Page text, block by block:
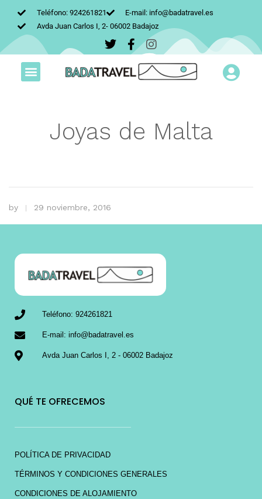
Teléfono: 924261821
E-mail: info@badatravel.es
Avda Juan Carlos I, 2- 06002 Badajoz
Joyas de Malta
by 29 noviembre, 2016
Teléfono: 924261821
E-mail: info@badatravel.es
Avda Juan Carlos I, 2 - 06002 Badajoz
QUÉ TE OFRECEMOS
POLÍTICA DE PRIVACIDAD
TÉRMINOS Y CONDICIONES GENERALES
CONDICIONES DE ALOJAMIENTO